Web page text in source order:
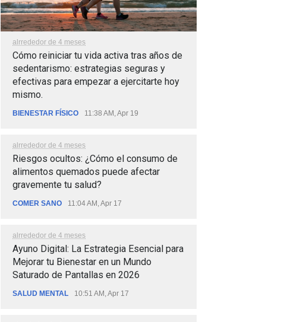
alrrededor de 4 meses
Cómo reiniciar tu vida activa tras años de
sedentarismo: estrategias seguras y
efectivas para empezar a ejercitarte hoy
mismo.
BIENESTAR FÍSICO 11:38 AM, Apr 19
alrrededor de 4 meses
Riesgos ocultos: ¿Cómo el consumo de
alimentos quemados puede afectar
gravemente tu salud?
COMER SANO 11:04 AM, Apr 17
alrrededor de 4 meses
Ayuno Digital: La Estrategia Esencial para
Mejorar tu Bienestar en un Mundo
Saturado de Pantallas en 2026
SALUD MENTAL 10:51 AM, Apr 17